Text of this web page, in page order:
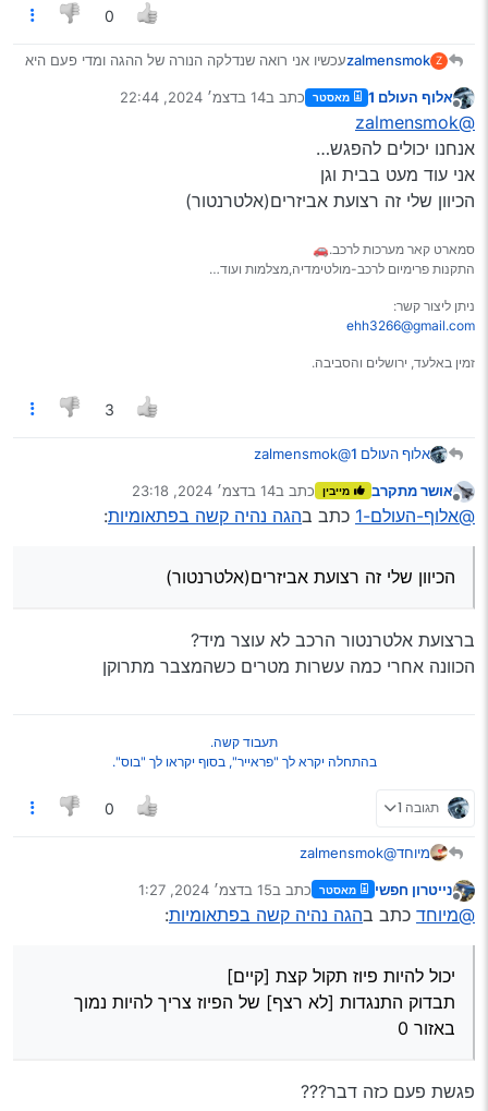
0
Z
zalmensmokעכשיו אני רואה שנדלקה הנורה של ההגה ומדי פעם היא
המכסה מנוע
יש למישהו המלצה למוסכניק נייד או מייבין באזור בית
תודה רבה
מנותק
אלוף העולם 1 מאסטר כתב ב14 בדצמ׳ 2024, 22:44
נערך לאחרונה על ידי
@zalmensmok
אנחנו יכולים להפגש…
אני עוד מעט בבית וגן
הכיוון שלי זה רצועת אביזרים(אלטרנטור)
סמארט קאר מערכות לרכב.🚗
התקנות פרימיום לרכב-מולטימדיה,מצלמות ועוד…
ניתן ליצור קשר:
ehh3266@gmail.com
זמין באלעד, ירושלים והסביבה.
3
אלוף העולם 1
@zalmensmok
אני עוד מעט בבית וגן
הכיוון שלי זה רצועת אביזרים(אלטרנטור)
מנותק
אושר מתקרב מייבין כתב ב14 בדצמ׳ 2024, 23:18
נערך לאחרונה על ידי
@אלוף-העולם-1 כתב בהגה נהיה קשה בפתאומיות:
הכיוון שלי זה רצועת אביזרים(אלטרנטור)
ברצועת אלטרנטור הרכב לא עוצר מיד?
הכוונה אחרי כמה עשרות מטרים כשהמצבר מתרוקן
תעבוד קשה.
בהתחלה יקרא לך "פראייר", בסוף יקראו לך "בוס".
תגובה 1 0
מיוחד@zalmensmok
משאבה תקולה.
פיוז
בעיות חיווט
בעיות נוזלים לא נראה בגלל שנדלקת נורה
תבדוק התנגדות [לא רצף] של הפיוז צריך להיות נמוך באזור 0
מנותק
נייטרון חפשי מאסטר כתב ב15 בדצמ׳ 2024, 1:27
נערך לאחרונה על ידי
@מיוחד כתב בהגה נהיה קשה בפתאומיות:
יכול להיות פיוז תקול קצת [קיים]
תבדוק התנגדות [לא רצף] של הפיוז צריך להיות נמוך
באזור 0
פגשת פעם כזה דבר???